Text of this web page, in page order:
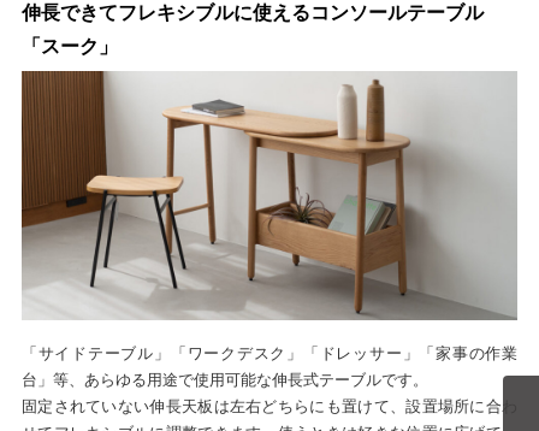
伸長できてフレキシブルに使えるコンソールテーブル
「スーク」
「サイドテーブル」「ワークデスク」「ドレッサー」「家事の作業
台」等、あらゆる用途で使用可能な伸長式テーブルです。
固定されていない伸長天板は左右どちらにも置けて、設置場所に合わ